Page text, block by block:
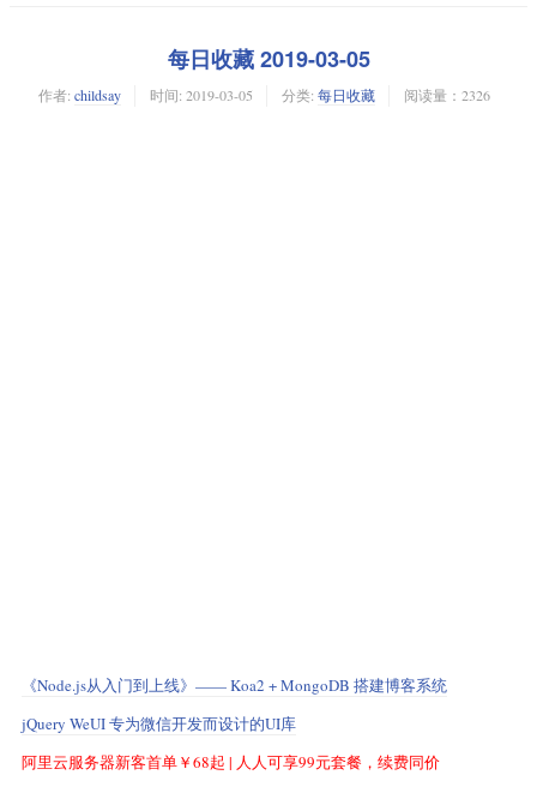
每日收藏 2019-03-05
作者: childsay 时间: 2019-03-05 分类: 每日收藏 阅读量：2326
《Node.js从入门到上线》—— Koa2 + MongoDB 搭建博客系统
jQuery WeUI 专为微信开发而设计的UI库
阿里云服务器新客首单￥68起 | 人人可享99元套餐，续费同价